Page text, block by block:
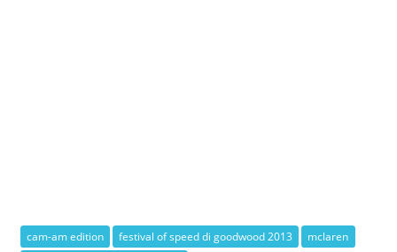
cam-am edition festival of speed di goodwood 2013
mclaren